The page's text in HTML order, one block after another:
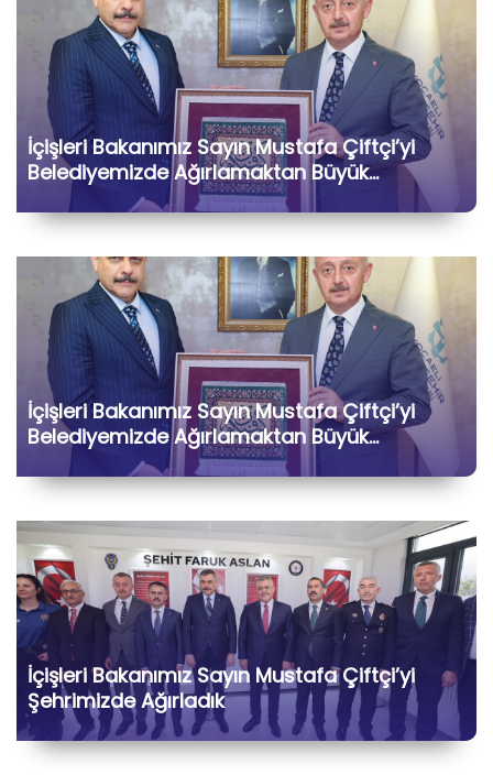
İçişleri Bakanımız Sayın Mustafa Çiftçi’yi
Belediyemizde Ağırlamaktan Büyük
Memnuniyet Duyduk
İçişleri Bakanımız Sayın Mustafa Çiftçi’yi
Belediyemizde Ağırlamaktan Büyük
Memnuniyet Duyduk
İçişleri Bakanımız Sayın Mustafa Çiftçi’yi
Şehrimizde Ağırladık